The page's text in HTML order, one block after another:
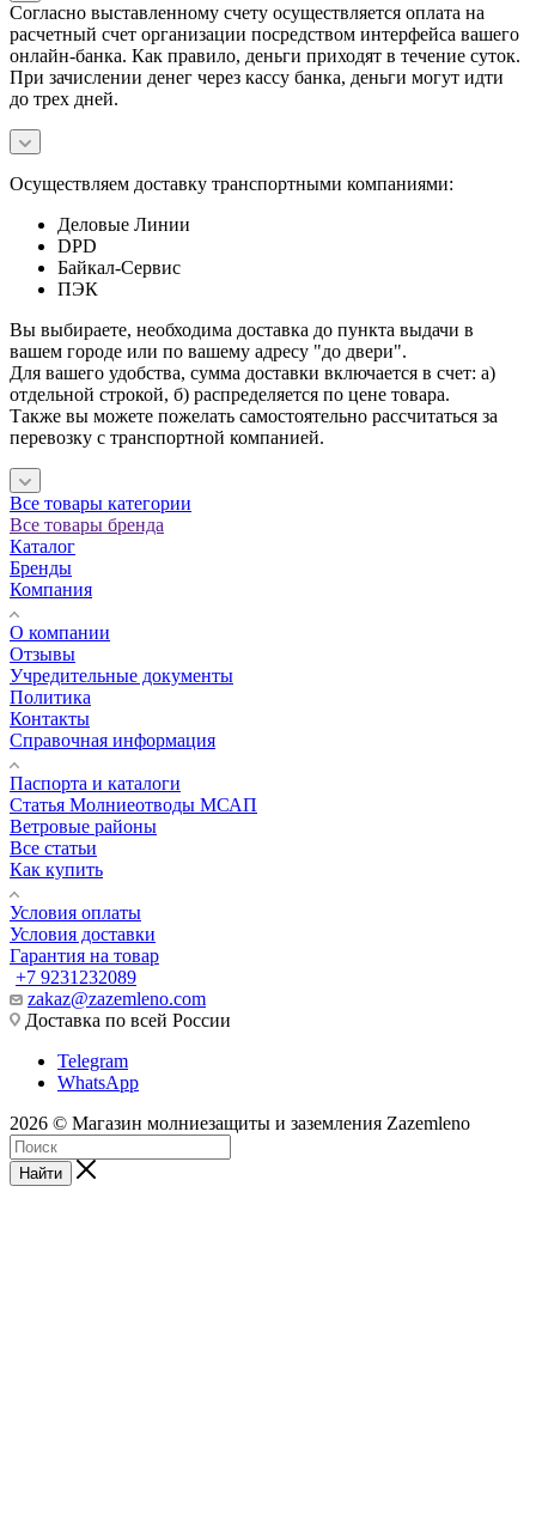
Согласно выставленному счету осуществляется оплата на
расчетный счет организации посредством интерфейса вашего
онлайн-банка. Как правило, деньги приходят в течение суток.
При зачислении денег через кассу банка, деньги могут идти
до трех дней.
Осуществляем доставку транспортными компаниями:
Деловые Линии
DPD
Байкал-Сервис
ПЭК
Вы выбираете, необходима доставка до пункта выдачи в
вашем городе или по вашему адресу "до двери".
Для вашего удобства, сумма доставки включается в счет: а)
отдельной строкой, б) распределяется по цене товара.
Также вы можете пожелать самостоятельно рассчитаться за
перевозку с транспортной компанией.
Все товары категории
Все товары бренда
Каталог
Бренды
Компания
О компании
Отзывы
Учредительные документы
Политика
Контакты
Справочная информация
Паспорта и каталоги
Статья Молниеотводы МСАП
Ветровые районы
Все статьи
Как купить
Условия оплаты
Условия доставки
Гарантия на товар
+7 9231232089
zakaz@zazemleno.com
Доставка по всей России
Telegram
WhatsApp
2026 © Магазин молниезащиты и заземления Zazemleno
Найти